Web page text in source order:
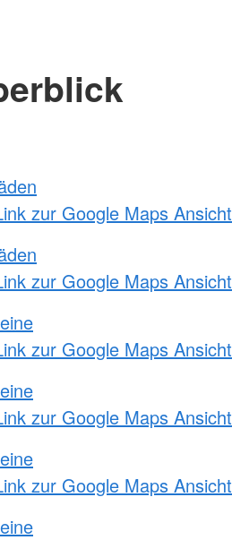
zur Google Maps Ansicht
zur Google Maps Ansicht
zur Google Maps Ansicht
zur Google Maps Ansicht
zur Google Maps Ansicht